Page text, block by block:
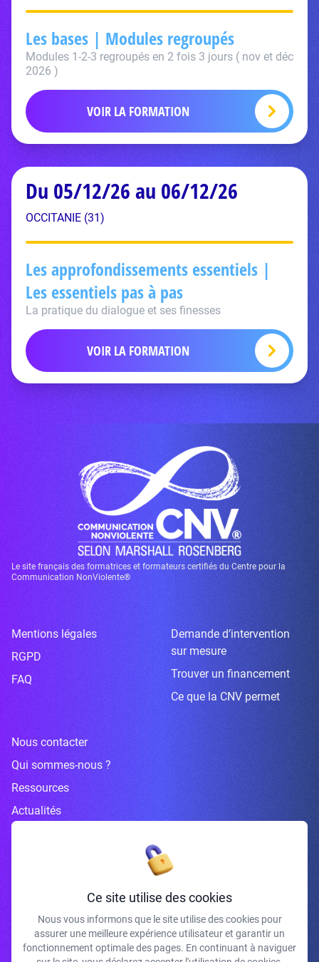
Les bases | Modules regroupés
Modules 1-2-3 regroupés en 2 fois 3 jours ( nov et déc
2026 )
VOIR LA FORMATION
Du 05/12/26 au 06/12/26
OCCITANIE (31)
Les approfondissements essentiels |
Les essentiels pas à pas
La pratique du dialogue et ses finesses
VOIR LA FORMATION
Le site français des formatrices et formateurs certifiés du Centre pour la
Communication NonViolente®
Mentions légales
RGPD
FAQ
Demande d’intervention
sur mesure
Trouver un financement
Ce que la CNV permet
Nous contacter
Qui sommes-nous ?
Ressources
Actualités
Inscrivez-vous à la newsletter
J'accepte de recevoir vos e-mails et confirme avoir pris connaissance de
votre politique de confidentialité et mentions légales.
Ce site utilise des cookies
Nous vous informons que le site utilise des cookies pour
assurer une meilleure expérience utilisateur et garantir un
fonctionnement optimale des pages. En continuant à naviguer